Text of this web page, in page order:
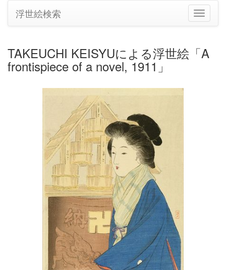
ナ
ビ
シ
浮世絵検索
TAKEUCHI KEISYUによる浮世絵「A
frontispiece of a novel, 1911」